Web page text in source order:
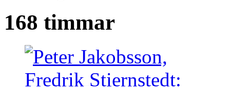
168 timmar